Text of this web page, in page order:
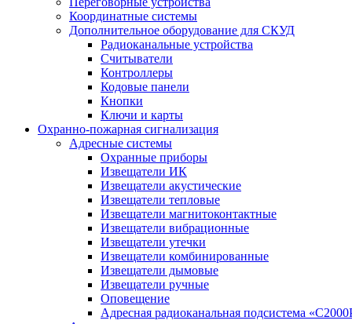
Координатные системы
Дополнительное оборудование для СКУД
Радиоканальные устройства
Считыватели
Контроллеры
Кодовые панели
Кнопки
Ключи и карты
Охранно-пожарная сигнализация
Адресные системы
Охранные приборы
Извещатели ИК
Извещатели акустические
Извещатели тепловые
Извещатели магнитоконтактные
Извещатели вибрационные
Извещатели утечки
Извещатели комбинированные
Извещатели дымовые
Извещатели ручные
Оповещение
Адресная радиоканальная подсистема